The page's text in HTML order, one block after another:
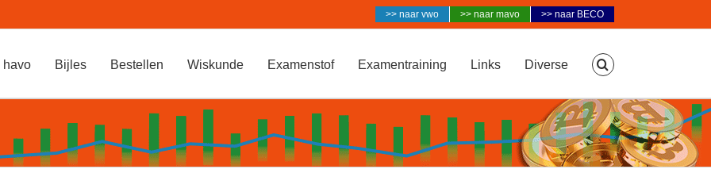
>> naar vwo >> naar mavo >> naar BECO
havo Bijles Bestellen Wiskunde Examenstof Examentraining Links Diverse